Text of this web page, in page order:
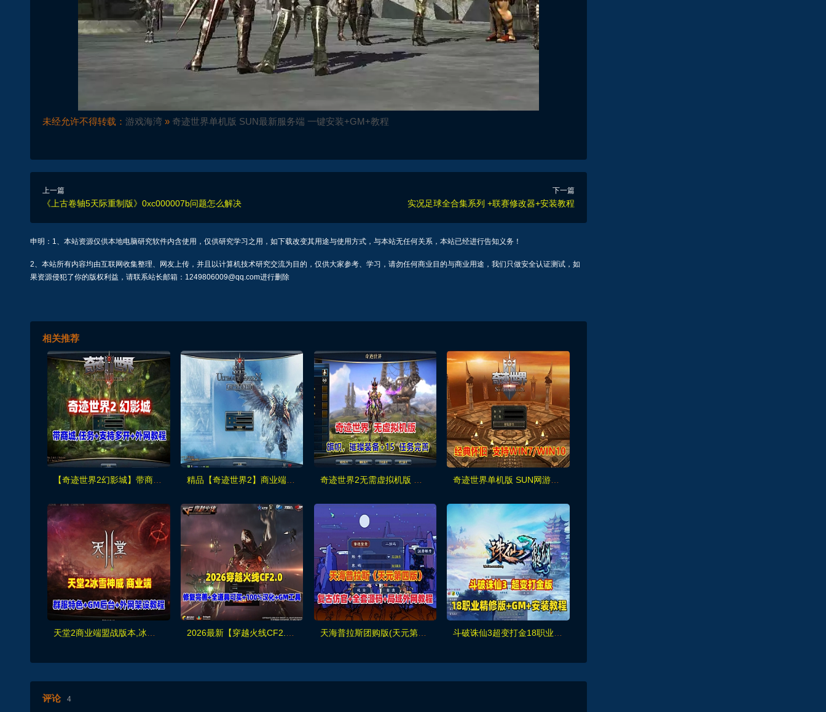
未经允许不得转载： 游戏海湾» 奇迹世界单机版 SUN最新服务端 一键安装+GM+教程
上一篇
《上古卷轴5天际重制版》0xc000007b问题怎么解决
下一篇
实况足球全合集系列 +联赛修改器+安装教程
申明：1、本站资源仅供本地电脑研究软件内含使用，仅供研究学习之用，如下载改变其用途与使用方式，与本站无任何关系，本站已经进行告知义务！
2、本站所有内容均由互联网收集整理、网友上传，并且以计算机技术研究交流为目的，仅供大家参考、学习，请勿任何商业目的与商业用途，我们只做安全认证测试，如
果资源侵犯了你的版权利益，请联系站长邮箱：1249806009@qq.com进行删除
相关推荐
【奇迹世界2幻影城】带商城,任务均已修复基本无BUG，支持本地多开,可外网+视频教程 精品【奇迹世界2】商业端VM一键单机版15技能钻石星魂附魔版 奇迹世界2无需虚拟机版 任务完善 旗帜和璀璨装备+15 带GM工具 奇迹世界单机版 SUN网游单机 WIN7/WIN10可玩
天海普拉斯团购版(天元第四版),仿官复古互通端,一键组队+带全套源码+局域外网教程
评论 4